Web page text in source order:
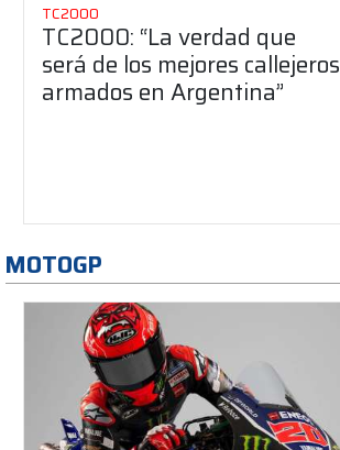
TC2000
TC2000: “La verdad que
será de los mejores callejeros
armados en Argentina”
MOTOGP